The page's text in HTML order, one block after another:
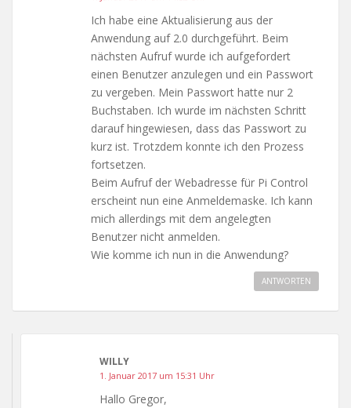
Ich habe eine Aktualisierung aus der
Anwendung auf 2.0 durchgeführt. Beim
nächsten Aufruf wurde ich aufgefordert
einen Benutzer anzulegen und ein Passwort
zu vergeben. Mein Passwort hatte nur 2
Buchstaben. Ich wurde im nächsten Schritt
darauf hingewiesen, dass das Passwort zu
kurz ist. Trotzdem konnte ich den Prozess
fortsetzen.
Beim Aufruf der Webadresse für Pi Control
erscheint nun eine Anmeldemaske. Ich kann
mich allerdings mit dem angelegten
Benutzer nicht anmelden.
Wie komme ich nun in die Anwendung?
ANTWORTEN
WILLY
1. Januar 2017 um 15:31 Uhr
Hallo Gregor,